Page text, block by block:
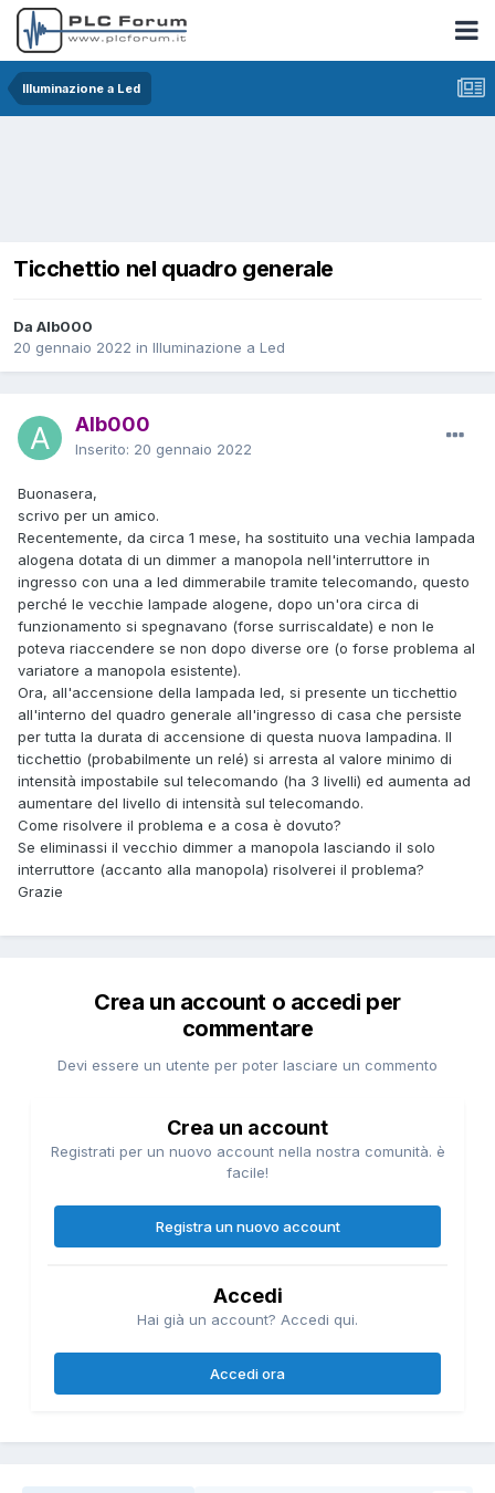
Illuminazione a Led
Ticchettio nel quadro generale
Da Alb000
20 gennaio 2022 in Illuminazione a Led
Alb000
Inserito: 20 gennaio 2022
Buonasera,
scrivo per un amico.
Recentemente, da circa 1 mese, ha sostituito una vechia lampada
alogena dotata di un dimmer a manopola nell'interruttore in
ingresso con una a led dimmerabile tramite telecomando, questo
perché le vecchie lampade alogene, dopo un'ora circa di
funzionamento si spegnavano (forse surriscaldate) e non le
poteva riaccendere se non dopo diverse ore (o forse problema al
variatore a manopola esistente).
Ora, all'accensione della lampada led, si presente un ticchettio
all'interno del quadro generale all'ingresso di casa che persiste
per tutta la durata di accensione di questa nuova lampadina. Il
ticchettio (probabilmente un relé) si arresta al valore minimo di
intensità impostabile sul telecomando (ha 3 livelli) ed aumenta ad
aumentare del livello di intensità sul telecomando.
Come risolvere il problema e a cosa è dovuto?
Se eliminassi il vecchio dimmer a manopola lasciando il solo
interruttore (accanto alla manopola) risolverei il problema?
Grazie
Crea un account o accedi per
commentare
Devi essere un utente per poter lasciare un commento
Crea un account
Registrati per un nuovo account nella nostra comunità. è
facile!
Registra un nuovo account
Accedi
Hai già un account? Accedi qui.
Accedi ora